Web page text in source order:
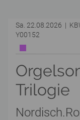
Sa. 22.08.2026 |
Y00152
Trilogie